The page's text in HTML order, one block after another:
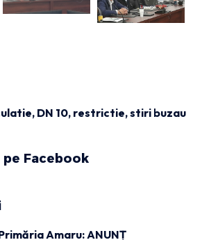
, DN 10, restrictie,stiri buzau
Facebook
Amaru: ANUNȚ